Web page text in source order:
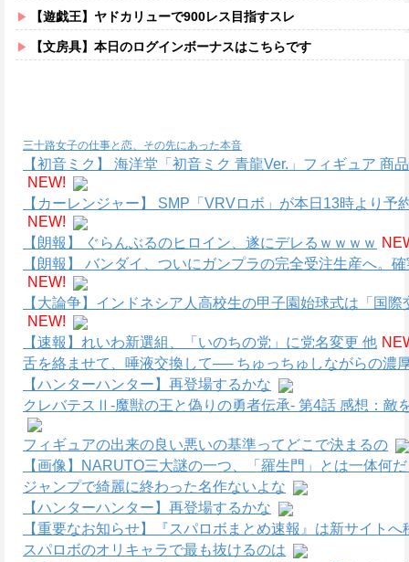
【遊戯王】ヤドカリューで900レス目指すスレ
【文房具】本日のログインボーナスはこちらです
三十路女子の仕事と恋、その先にあった本音
【初音ミク】 海洋堂「初音ミク 青龍Ver.」フィギュア 商
NEW!
【カーレンジャー】 SMP「VRVロボ」が本日13時より
NEW!
【朗報】 ぐらんぶるのヒロイン、遂にデレるｗｗｗｗ
【朗報】 バンダイ、ついにガンプラの完全受注生産へ。
NEW!
【大論争】インドネシア人高校生の甲子園始球式は「国
NEW!
【速報】れいわ新選組、「いのちの党」に党名変更 他
舌を絡ませて、唾液交換して── ちゅっちゅしながらの濃
【ハンターハンター】再登場するかな
クレバテスⅡ-魔獣の王と偽りの勇者伝承- 第4話 感想：敵
フィギュアの出来の良い悪いの基準ってどこで決まるの
【画像】NARUTO三大謎の一つ、「羅生門」とは一体何
ジャンプで綺麗に終わった名作ないよな
【ハンターハンター】再登場するかな
【重要なお知らせ】『スパロボまとめ速報』は新サイトへ
スパロボのオリキャラで最も抜けるのは